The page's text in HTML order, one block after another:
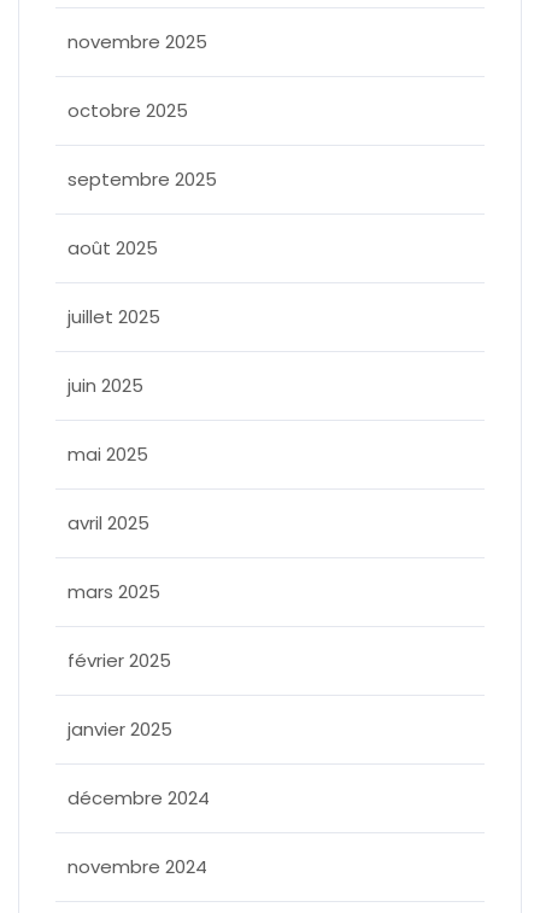
novembre 2025
octobre 2025
septembre 2025
août 2025
juillet 2025
juin 2025
mai 2025
avril 2025
mars 2025
février 2025
janvier 2025
décembre 2024
novembre 2024